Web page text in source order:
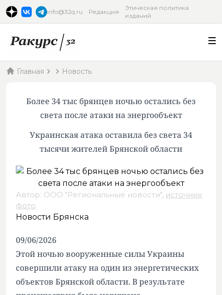
info@32q.ru Редакция
Этическая политика
изданий
Главная Новость
Более 34 тыс брянцев ночью остались без
света после атаки на энергообъект
Украинская атака оставила без света 34
тысячи жителей Брянской области
Автор: ООО "Региональные новости", источник
фото.
Новости Брянска
09/06/2026
Этой ночью вооруженные силы Украины
совершили атаку на один из энергетических
объектов Брянской области. В результате